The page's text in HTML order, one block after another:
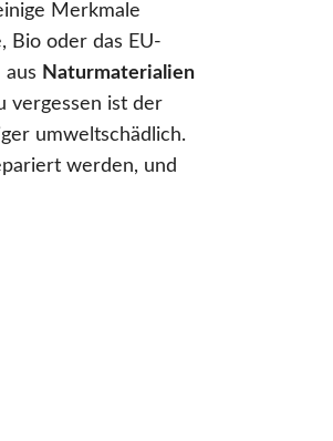
Merkmale
Bio oder das EU-
aus Naturmaterialien
vergessen ist der
umweltschädlich.
werden, und